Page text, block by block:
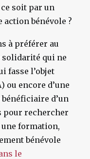
soit par un
bénévole ?
à préférer au
solidarité qui ne
fasse l’objet
) ou encore d’une
d’un
pour rechercher
formation,
bénévole
le